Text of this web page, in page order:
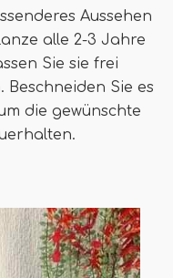
Aussehen
alle 2-3 Jahre
Sie sie frei
Sie es
die gewünschte